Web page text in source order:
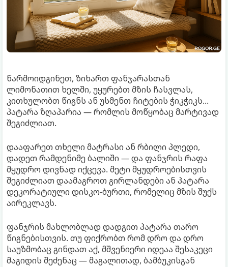
წარმოიდგინეთ, ზიხართ ფანჯარასთან
ლიმონათით ხელში, უყურებთ მზის ჩასვლას,
კითხულობთ წიგნს ან უსმენთ ჩიტების ჭიკჭიკს...
პატარა ზღაპარია — რომლის მოწყობაც მარტივად
შეგიძლიათ.
დააფარეთ თხელი მატრასი ან რბილი პლედი,
დადეთ რამდენიმე ბალიში — და ფანჯრის რაფა
მყუდრო დივნად იქცევა. მეტი მყუდროებისთვის
შეგიძლიათ დაამაგროთ გირლანდები ან პატარა
დეკორატიული დისკო-ბურთი, რომელიც მზის შუქს
აირეკლავს.
ფანჯრის მახლობლად დადგით პატარა თარო
წიგნებისთვის. თუ ფიქრობთ რომ დრო და დრო
საუზმობაც გინდათ აქ, მშვენიერი იდეაა შესაკეცი
მაგიდის შეძენაც — მაგალითად, ბამბუკისგან